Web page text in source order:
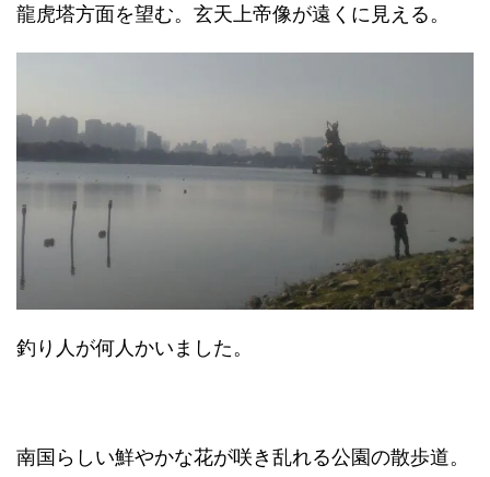
龍虎塔方面を望む。玄天上帝像が遠くに見える。
釣り人が何人かいました。
南国らしい鮮やかな花が咲き乱れる公園の散歩道。